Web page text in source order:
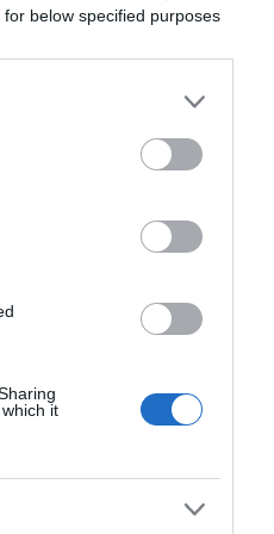
below specified purposes
it
eye makeup look